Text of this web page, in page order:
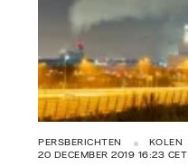
PERSBERICHTEN
KOLEN
20 DECEMBER 2019 16:23 CET